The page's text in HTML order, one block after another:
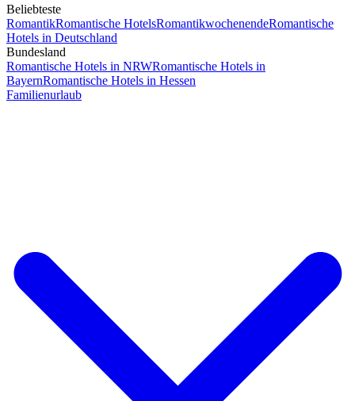
Beliebteste
RomantikRomantische HotelsRomantikwochenendeRomantische
Hotels in Deutschland
Bundesland
Romantische Hotels in NRWRomantische Hotels in
BayernRomantische Hotels in Hessen
Familienurlaub